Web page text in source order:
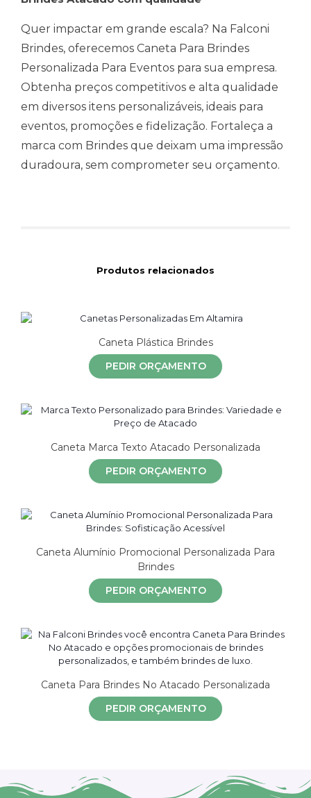
Quer impactar em grande escala? Na Falconi
Brindes, oferecemos Caneta Para Brindes
Personalizada Para Eventos para sua empresa.
Obtenha preços competitivos e alta qualidade
em diversos itens personalizáveis, ideais para
eventos, promoções e fidelização. Fortaleça a
marca com Brindes que deixam uma impressão
duradoura, sem comprometer seu orçamento.
Produtos relacionados
Caneta Plástica Brindes
PEDIR ORÇAMENTO
Caneta Marca Texto Atacado Personalizada
PEDIR ORÇAMENTO
Caneta Alumínio Promocional Personalizada Para
Brindes
PEDIR ORÇAMENTO
Caneta Para Brindes No Atacado Personalizada
PEDIR ORÇAMENTO